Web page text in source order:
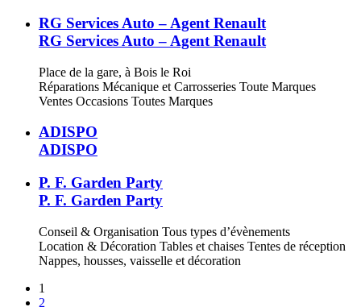
RG Services Auto – Agent Renault
RG Services Auto – Agent Renault
Place de la gare, à Bois le Roi
Réparations Mécanique et Carrosseries Toute Marques
Ventes Occasions Toutes Marques
ADISPO
ADISPO
P. F. Garden Party
P. F. Garden Party
Conseil & Organisation Tous types d’évènements
Location & Décoration Tables et chaises Tentes de réception
Nappes, housses, vaisselle et décoration
1
2